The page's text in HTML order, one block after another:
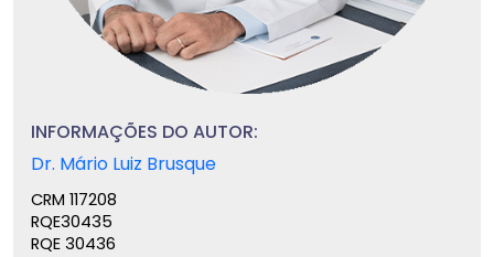
INFORMAÇÕES DO AUTOR:
Dr. Mário Luiz Brusque
CRM 117208
RQE30435
RQE 30436